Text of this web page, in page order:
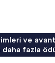
ve
daha fazla